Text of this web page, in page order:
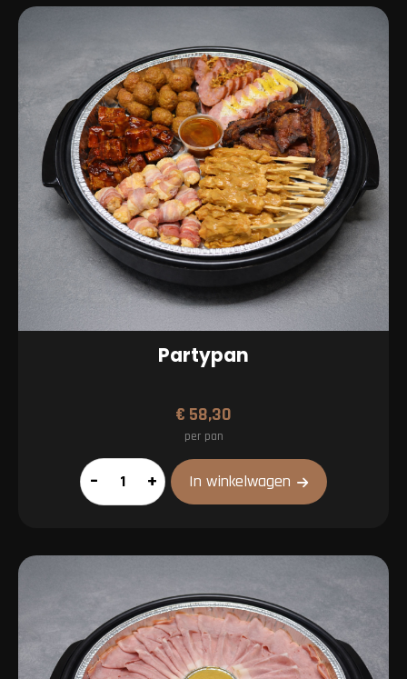
Partypan
€ 58,30
per pan
Partypan
aantal
– + In winkelwagen